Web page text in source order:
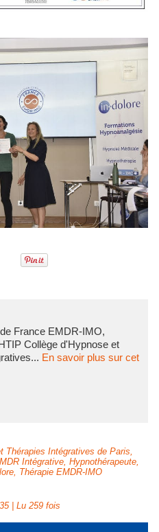
France EMDR-IMO,
Collège d'Hypnose et
En savoir plus sur cet
Thérapies Intégratives de Paris,
Intégrative, Hypnothérapeute,
, Thérapie EMDR-IMO
| Lu 259 fois